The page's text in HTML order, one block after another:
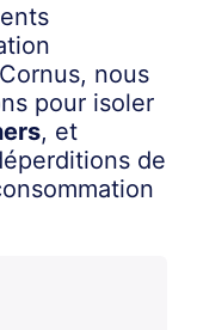
nous
pour isoler
, et
de